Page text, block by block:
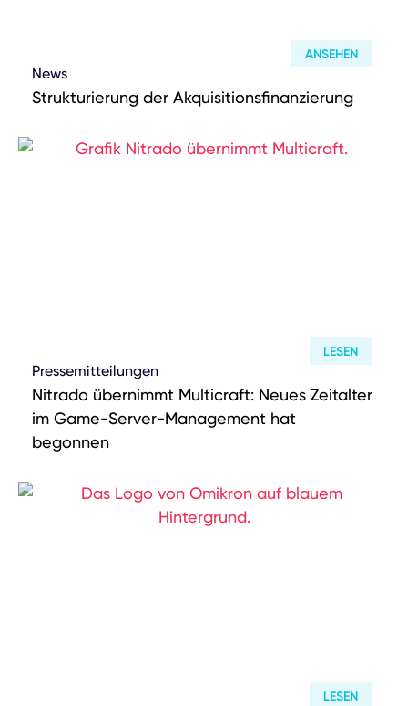
ANSEHEN
News
Strukturierung der Akquisitionsfinanzierung
LESEN
Pressemitteilungen
Nitrado übernimmt Multicraft: Neues Zeitalter
im Game-Server-Management hat
begonnen
LESEN